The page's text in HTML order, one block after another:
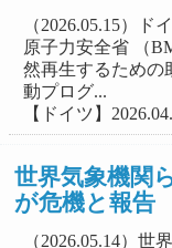
（2026.05.15）ド
原子力安全省 （
然再生するための
動プログ...
【ドイツ】
世界気象機関
が危機と報告
（2026.05.14）